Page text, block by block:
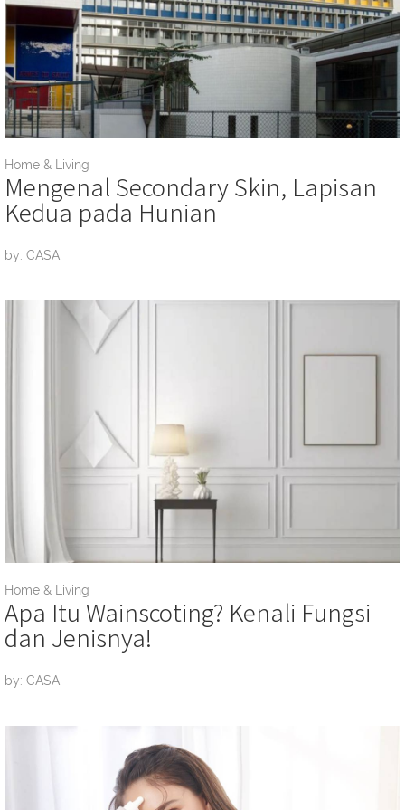
Home & Living
Mengenal Secondary Skin, Lapisan
Kedua pada Hunian
by: CASA
Home & Living
Apa Itu Wainscoting? Kenali Fungsi
dan Jenisnya!
by: CASA